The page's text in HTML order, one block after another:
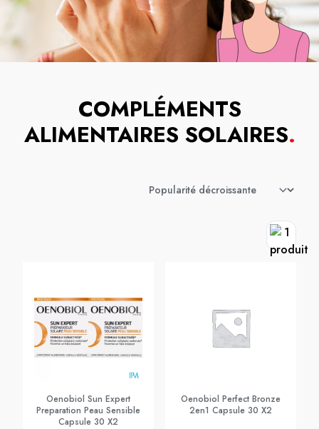
COMPLÉMENTS
ALIMENTAIRES SOLAIRES.
Oenobiol Sun Expert
Preparation Peau Sensible
Capsule 30 X2
Oenobiol Perfect Bronze
2en1 Capsule 30 X2